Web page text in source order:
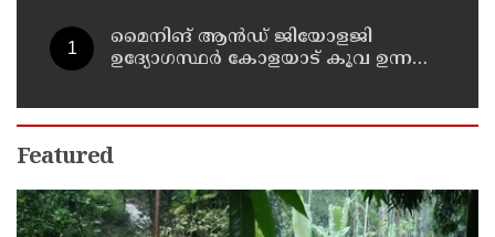
മൈനിങ് ആൻഡ്​ ജിയോളജി
ഉദ്യോഗസ്ഥർ കോളയാട് കൂവ ഉന്നതി
Featured